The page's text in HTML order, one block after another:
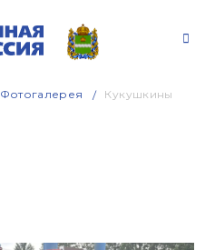
Фотогалерея Кукушкины